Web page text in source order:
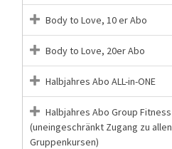
Body to Love, 10 er Abo
Body to Love, 20er Abo
Halbjahres Abo ALL-in-ONE
Halbjahres Abo Group Fitness
(uneingeschränkt Zugang zu allen
Gruppenkursen)